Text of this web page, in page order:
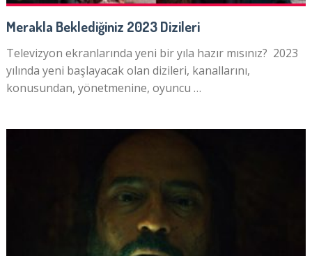
Merakla Beklediğiniz 2023 Dizileri
Televizyon ekranlarında yeni bir yıla hazır mısınız? 2023
yılında yeni başlayacak olan dizileri, kanallarını,
konusundan, yönetmenine, oyuncu …